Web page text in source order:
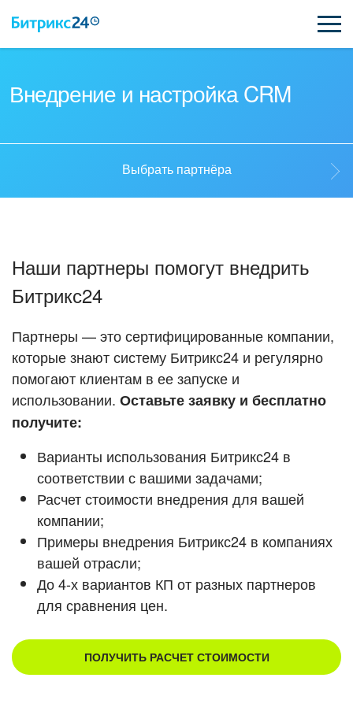
ПОЛУЧИТЬ БЕСПЛАТНО
ВХОД
ВХОД
Внедрение и настройка CRM
Стать партнёром
Кейсы партнеров
Смотреть видеокейсы
Выбрать партнёра
Наши партнеры помогут внедрить
Битрикс24
Партнеры — это сертифицированные компании,
которые знают систему Битрикс24 и регулярно
помогают клиентам в ее запуске и
использовании. Оставьте заявку и бесплатно
получите:
Варианты использования Битрикс24 в
соответствии с вашими задачами;
Расчет стоимости внедрения для вашей
компании;
Примеры внедрения Битрикс24 в компаниях
вашей отрасли;
До 4-х вариантов КП от разных партнеров
для сравнения цен.
ПОЛУЧИТЬ РАСЧЕТ СТОИМОСТИ